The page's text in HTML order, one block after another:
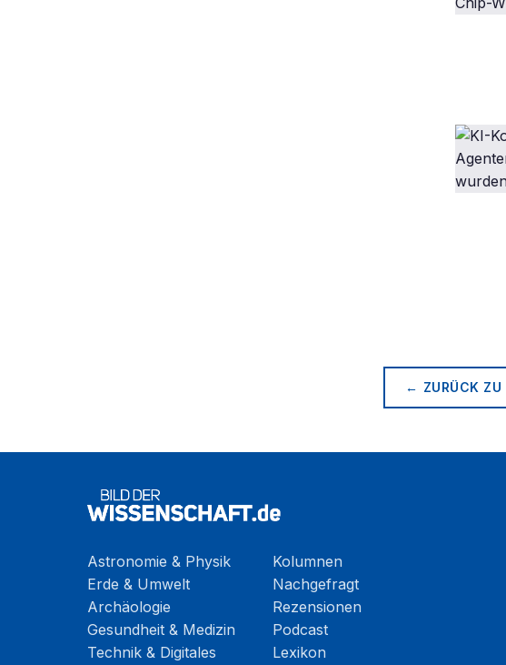
← ZURÜCK ZU
Astronomie & Physik
Erde & Umwelt
Archäologie
Gesundheit & Medizin
Technik & Digitales
Kolumnen
Nachgefragt
Rezensionen
Podcast
Lexikon